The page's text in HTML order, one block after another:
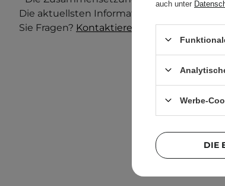
Die aktuellsten Informationen finden Sie
Sie Fragen? Kontaktieren Sie uns.
auch unter
Werbe-
DIE